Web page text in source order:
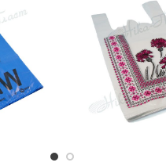
₴0.00
ADD TO
CART